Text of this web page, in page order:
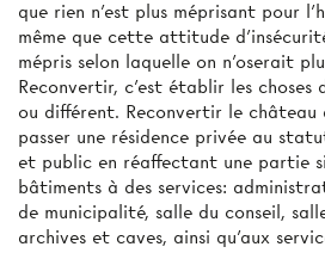
que rien n'est plus méprisant pour
même que cette attitude
mépris selon laquelle on n'oserait
Reconvertir, c'est établir les choses
ou différent. Reconvertir le château
passer une résidence privée au
et public en réaffectant une partie
bâtiments à des services:
de municipalité, salle du conseil,
archives et caves, ainsi qu'aux